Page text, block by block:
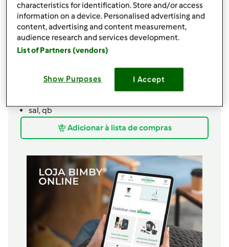
Ingredientes
Molho de Abacate para Saladas
1unidadeiogurte natural
colher de sopaazeite
sal,qb
Adicionar à lista de compras
characteristics for identification. Store and/or access
information on a device. Personalised advertising and
content, advertising and content measurement,
audience research and services development.
List of Partners (vendors)
Show Purposes I Accept